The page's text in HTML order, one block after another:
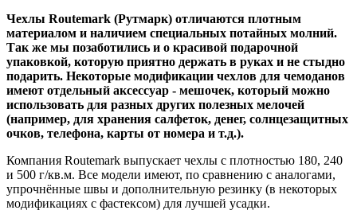
Чехлы Routemark (Рутмарк) отличаются плотным
материалом и наличием специальных потайных молний.
Так же мы позаботились и о красивой подарочной
упаковкой, которую приятно держать в руках и не стыдно
подарить. Некоторые модификации чехлов для чемоданов
имеют отдельный аксессуар - мешочек, который можно
использовать для разных других полезных мелочей
(например, для хранения салфеток, денег, солнцезащитных
очков, телефона, карты от номера и т.д.).
Компания Routemark выпускает чехлы с плотностью 180, 240
и 500 г/кв.м. Все модели имеют, по сравнению с аналогами,
упрочнённые швы и дополнительную резинку (в некоторых
модификациях с фастексом) для лучшей усадки.